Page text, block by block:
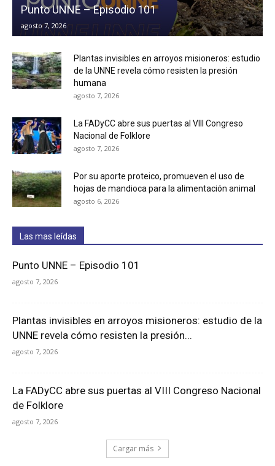
Punto UNNE – Episodio 101
agosto 7, 2026
Plantas invisibles en arroyos misioneros: estudio
de la UNNE revela cómo resisten la presión
humana
agosto 7, 2026
La FADyCC abre sus puertas al VIII Congreso
Nacional de Folklore
agosto 7, 2026
Por su aporte proteico, promueven el uso de
hojas de mandioca para la alimentación animal
agosto 6, 2026
Las mas leídas
Punto UNNE – Episodio 101
agosto 7, 2026
Plantas invisibles en arroyos misioneros: estudio de la
UNNE revela cómo resisten la presión...
agosto 7, 2026
La FADyCC abre sus puertas al VIII Congreso Nacional
de Folklore
agosto 7, 2026
Cargar más